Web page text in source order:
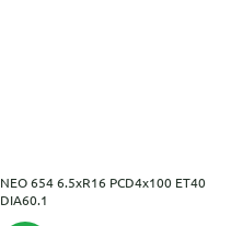
NEO 654 6.5xR16 PCD4x100 ET40
DIA60.1